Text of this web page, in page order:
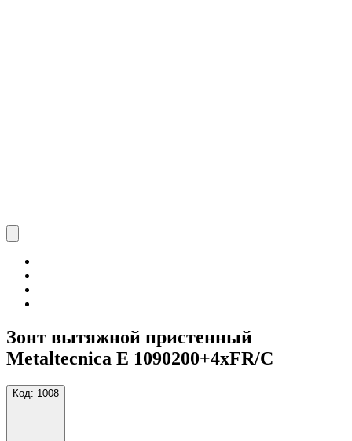
Зонт вытяжной пристенный
Metaltecnica E 1090200+4xFR/C
Код: 1008